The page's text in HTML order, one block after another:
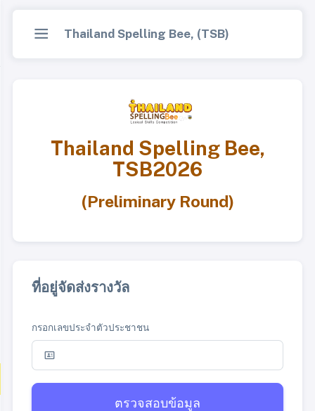
Thailand Spelling Bee, (TSB)
Thailand Spelling Bee,
TSB2026
(Preliminary Round)
ที่อยู่จัดส่งรางวัล
กรอกเลขประจำตัวประชาชน
ตรวจสอบข้อมูล